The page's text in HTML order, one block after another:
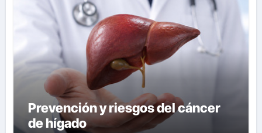
Prevención y riesgos del cáncer
de hígado